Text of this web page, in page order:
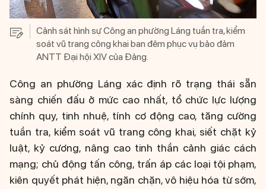
Cảnh sát hình sự Công an phường Láng tuần tra, kiểm
soát vũ trang công khai ban đêm phục vụ bảo đảm
ANTT Đại hội XIV của Đảng.
Công an phường Láng xác định rõ trạng thái sẵn
sàng chiến đấu ở mức cao nhất, tổ chức lực lượng
chính quy, tinh nhuệ, tính cơ động cao, tăng cường
tuần tra, kiểm soát vũ trang công khai, siết chặt kỷ
luật, kỷ cương, nâng cao tinh thần cảnh giác cách
mạng; chủ động tấn công, trấn áp các loại tội phạm,
kiên quyết phát hiện, ngăn chặn, vô hiệu hóa từ sớm,